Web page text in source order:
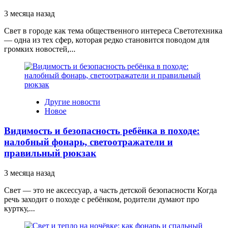
3 месяца назад
Свет в городе как тема общественного интереса Светотехника
— одна из тех сфер, которая редко становится поводом для
громких новостей,...
Другие новости
Новое
Видимость и безопасность ребёнка в походе:
налобный фонарь, светоотражатели и
правильный рюкзак
3 месяца назад
Свет — это не аксессуар, а часть детской безопасности Когда
речь заходит о походе с ребёнком, родители думают про
куртку,...